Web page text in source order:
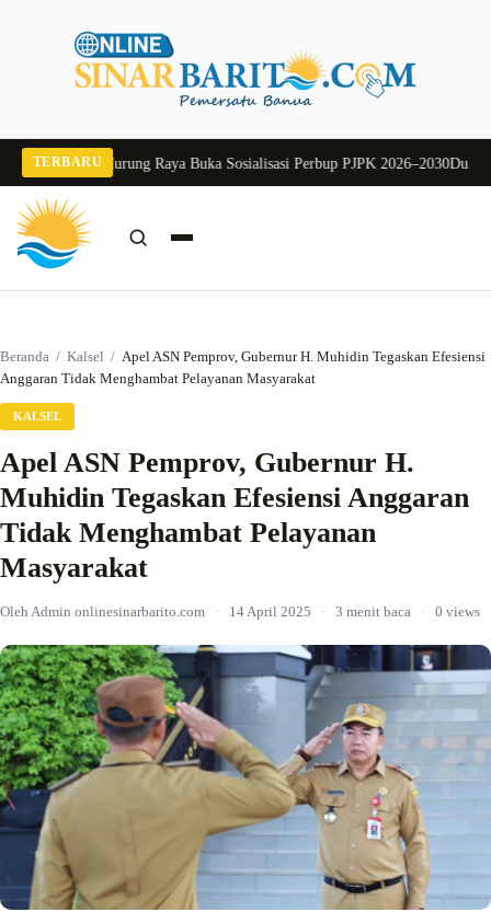
TERBARU
Pj Sekda Murung Raya Buka Sosialisasi Perbup PJPK 2026–2030Dukung
Beranda / Kalsel / Apel ASN Pemprov, Gubernur H. Muhidin Tegaskan Efesiensi
Anggaran Tidak Menghambat Pelayanan Masyarakat
KALSEL
Apel ASN Pemprov, Gubernur H.
Muhidin Tegaskan Efesiensi Anggaran
Tidak Menghambat Pelayanan
Masyarakat
Oleh Admin onlinesinarbarito.com · 14 April 2025 · 3 menit baca · 0 views